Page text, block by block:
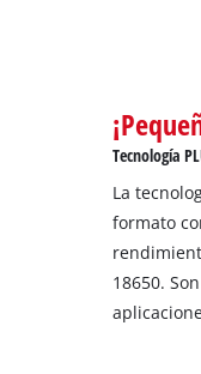
Tecnología
La
formato
18650.